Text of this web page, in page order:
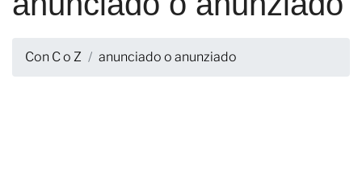
Con C o Z anunciado o anunziado